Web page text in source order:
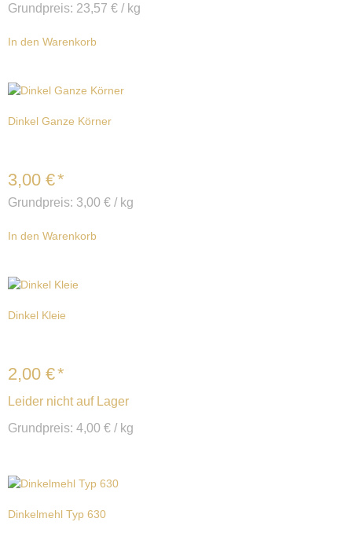
Grundpreis: 23,57 € / kg
In den Warenkorb
Dinkel Ganze Körner
3,00 €*
Grundpreis: 3,00 € / kg
In den Warenkorb
Dinkel Kleie
2,00 €*
Leider nicht auf Lager
Grundpreis: 4,00 € / kg
Dinkelmehl Typ 630